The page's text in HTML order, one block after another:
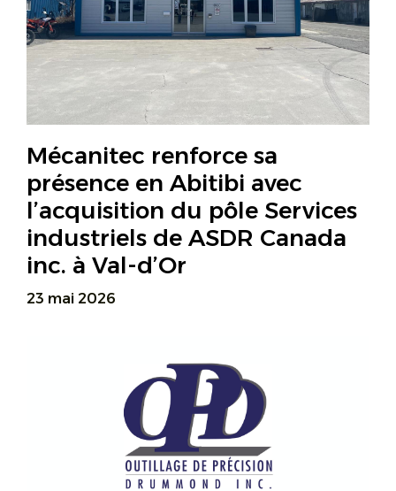
Mécanitec renforce sa
présence en Abitibi avec
l’acquisition du pôle Services
industriels de ASDR Canada
inc. à Val-d’Or
23 mai 2026